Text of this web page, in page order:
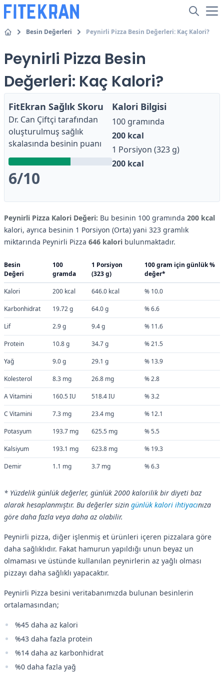
Besin Değerleri Peynirli Pizza Besin Değerleri: Kaç Kalori?
Peynirli Pizza Besin
Değerleri: Kaç Kalori?
FitEkran Sağlık Skoru
Dr. Can Çiftçi tarafından
oluşturulmuş sağlık
skalasında besinin puanı
6/10
Kalori Bilgisi
100 gramında
200 kcal
1 Porsiyon (323 g)
200 kcal
Peynirli Pizza Kalori Değeri: Bu besinin 100 gramında 200 kcal
kalori, ayrıca besinin 1 Porsiyon (Orta) yani 323 gramlık
miktarında Peynirli Pizza 646 kalori bulunmaktadır.
Besin
Değeri
100
gramda
1 Porsiyon
(323 g)
100 gram için günlük %
değer*
Kalori 200 kcal 646.0 kcal % 10.0
Karbonhidrat 19.72 g 64.0 g % 6.6
Lif 2.9 g 9.4 g % 11.6
Protein 10.8 g 34.7 g % 21.5
Yağ 9.0 g 29.1 g % 13.9
Kolesterol 8.3 mg 26.8 mg % 2.8
A Vitamini 160.5 IU 518.4 IU % 3.2
C Vitamini 7.3 mg 23.4 mg % 12.1
Potasyum 193.7 mg 625.5 mg % 5.5
Kalsiyum 193.1 mg 623.8 mg % 19.3
Demir 1.1 mg 3.7 mg % 6.3
* Yüzdelik günlük değerler, günlük 2000 kalorilik bir diyeti baz
alarak hesaplanmıştır. Bu değerler sizin günlük kalori ihtiyacınıza
göre daha fazla veya daha az olabilir.
Peynirli pizza, diğer işlenmiş et ürünleri içeren pizzalara göre
daha sağlıklıdır. Fakat hamurun yapıldığı unun beyaz un
olmaması ve üstünde kullanılan peynirlerin az yağlı olması
pizzayı daha sağlıklı yapacaktır.
Peynirli Pizza besini veritabanımızda bulunan besinlerin
ortalamasından;
%45 daha az kalori
%43 daha fazla protein
%14 daha az karbonhidrat
%0 daha fazla yağ